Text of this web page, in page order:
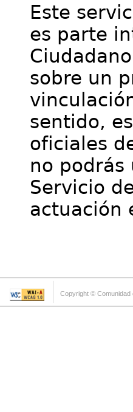
Este
es parte
sobre un
sentido,
oficiales
no
Servicio
actuación
Copyright © Comunidad